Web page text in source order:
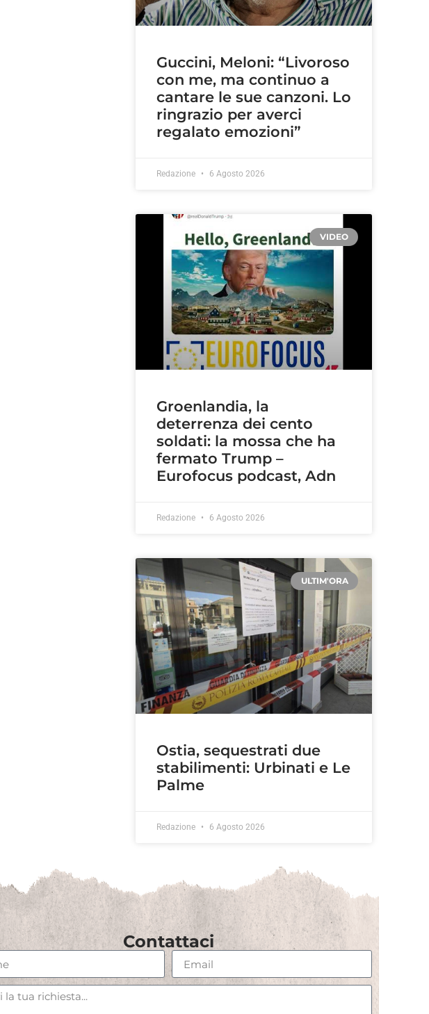
Guccini, Meloni: “Livoroso
con me, ma continuo a
cantare le sue canzoni. Lo
ringrazio per averci
regalato emozioni”
Redazione 6 Agosto 2026
VIDEO
Groenlandia, la
deterrenza dei cento
soldati: la mossa che ha
fermato Trump –
Eurofocus podcast, Adn
Redazione 6 Agosto 2026
ULTIM'ORA
Ostia, sequestrati due
stabilimenti: Urbinati e Le
Palme
Redazione 6 Agosto 2026
Contattaci